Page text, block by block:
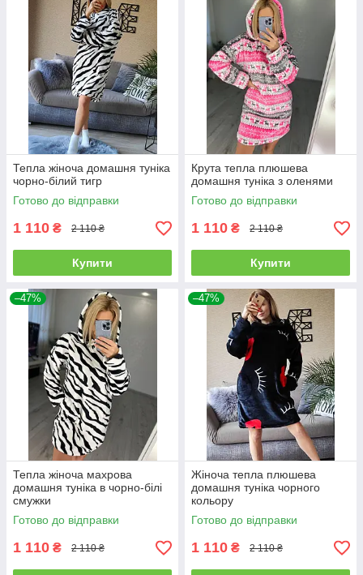
Тепла жіноча домашня туніка
чорно-білий тигр
Готово до відправки
1 110 ₴ 2 110 ₴
Купити
Крута тепла плюшева
домашня туніка з оленями
Готово до відправки
1 110 ₴ 2 110 ₴
Купити
–47%
Тепла жіноча махрова
домашня туніка в чорно-білі
смужки
Готово до відправки
1 110 ₴ 2 110 ₴
–47%
Жіноча тепла плюшева
домашня туніка чорного
кольору
Готово до відправки
1 110 ₴ 2 110 ₴